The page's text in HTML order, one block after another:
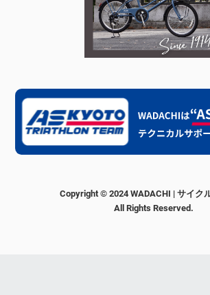
Copyright © 2024 WADACHI | サイク
All Rights Reserved.